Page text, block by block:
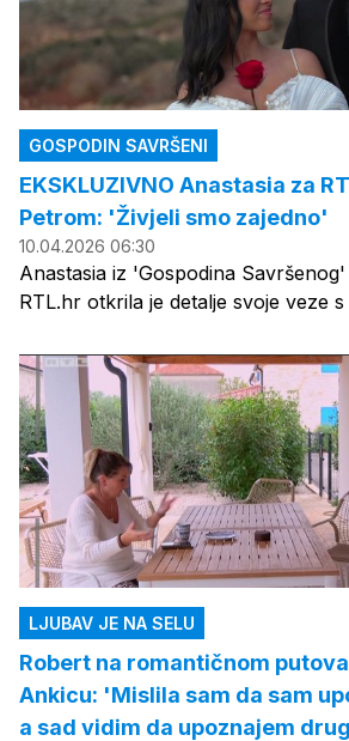
GOSPODIN SAVRŠENI
EKSKLUZIVNO Anastasia za
Petrom: 'Živjeli smo zajedno'
10.04.2026 06:30
Anastasia iz 'Gospodina
RTL.hr otkrila je detalje svoje veze
LJUBAV JE NA SELU
Robert na romantičnom
Ankicu: 'Mislila sam da sam
a sad vidim da upoznajem